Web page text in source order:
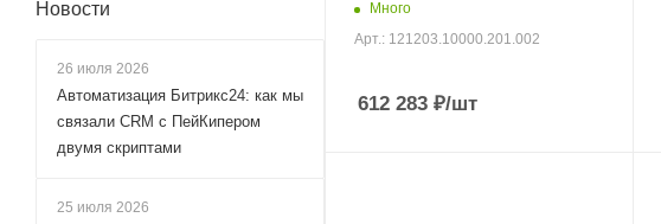
Много
Арт.: 121203.10000.201.002
612 283 ₽/шт
Новости
26 июля 2026
Автоматизация Битрикс24: как мы
связали CRM с ПейКипером
двумя скриптами
25 июля 2026